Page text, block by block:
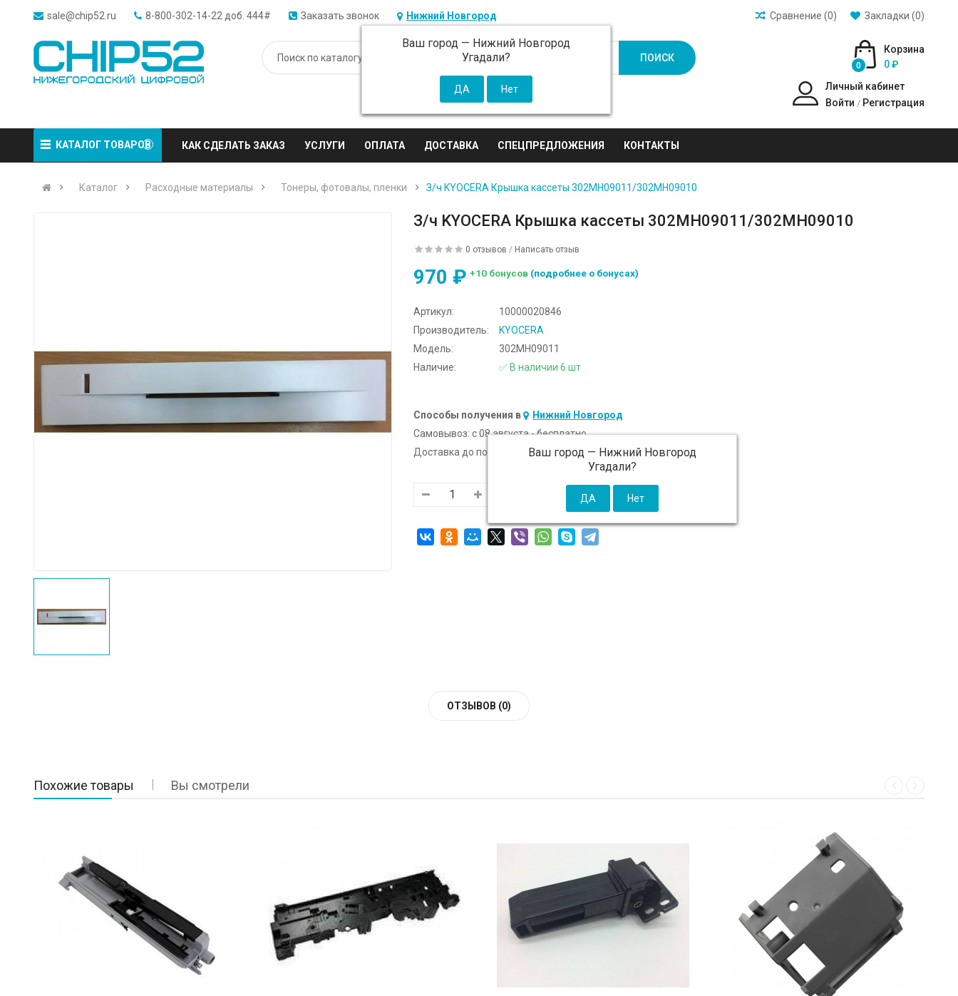
sale@chip52.ru 8-800-302-14-22 доб. 444# Заказать звонок Нижний Новгород
Ваш город — Нижний Новгород
Угадали?
Закладки (0)
Сравнение (0)
ПОИСК
Корзина
0
0 ₽
Личный кабинет
Войти / Регистрация
КАТАЛОГ ТОВАРОВ КАК СДЕЛАТЬ ЗАКАЗ УСЛУГИ ОПЛАТА ДОСТАВКА СПЕЦПРЕДЛОЖЕНИЯ КОНТАКТЫ
Каталог Расходные материалы Тонеры, фотовалы, пленки З/ч KYOCERA Крышка кассеты 302MH09011/302MH09010
З/ч KYOCERA Крышка кассеты 302MH09011/302MH09010
0 отзывов / Написать отзыв
970 ₽ +10 бонусов (подробнее о бонусах)
Артикул:
10000020846
Производитель:
KYOCERA
Модель:
302MH09011
Наличие:
✅ В наличии 6 шт
Способы получения в Нижний Новгород
Ваш город — Нижний Новгород
Угадали?
Самовывоз: c 08 августа - бесплатно
Доставка до подъезда:
c 08 августа - 300 ₽ (от 5 000 ₽ бесплатно)
ОТЗЫВОВ (0)
Похожие товары Вы смотрели